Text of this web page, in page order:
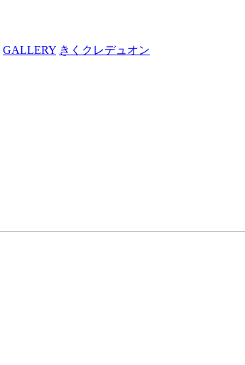
GALLERY きくクレデュオン